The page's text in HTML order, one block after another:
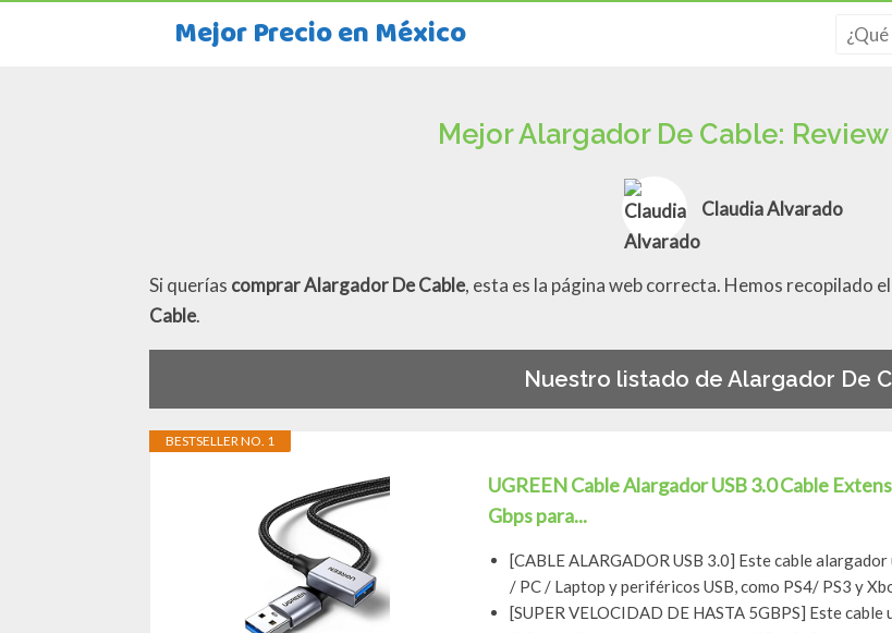
Mejor Precio en México
Mejor Alargador De Cable:
Claudia Alvarado
Si querías comprar Alargador De Cable, esta es la página web correcta. Hemos recopilado
Cable.
Nuestro listado de Alargador De
BESTSELLER NO. 1
UGREEN Cable Alargador USB 3.0 Cable
Gbps para...
[CABLE ALARGADOR USB 3.0] Este cable
/ PC / Laptop y periféricos USB, como PS4/ PS3 y
[SUPER VELOCIDAD DE HASTA 5GBPS] Este